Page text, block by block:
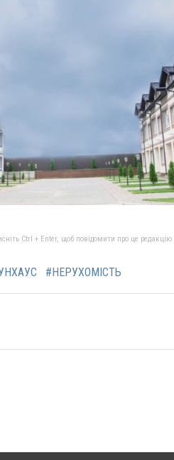
Ctrl + Enter, щоб повідомити про це редакцію
#НЕРУХОМІСТЬ